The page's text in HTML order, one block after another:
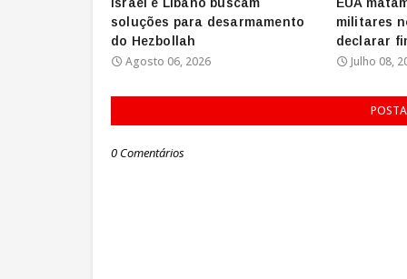
soluções para desarmamento
do Hezbollah
Agosto 06, 2026
militares
declarar
Julho 08,
0 Comentários